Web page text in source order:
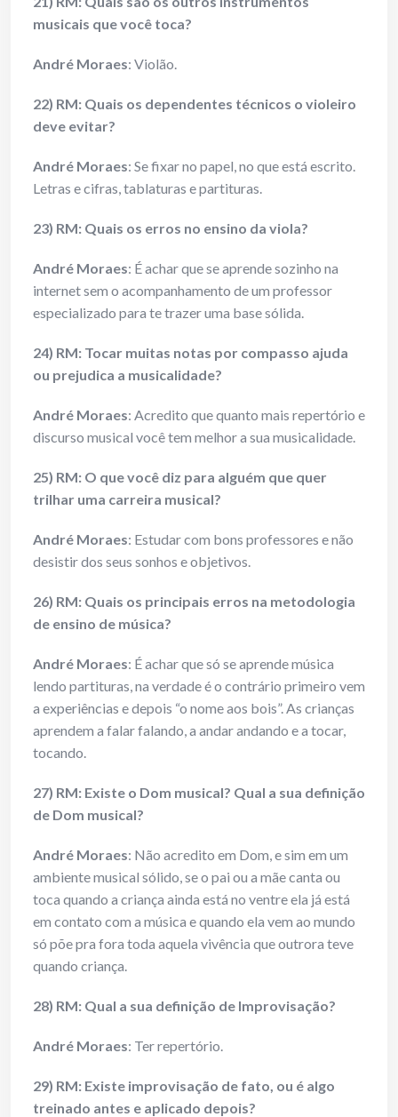
musicais que você toca?
André Moraes: Violão.
22) RM: Quais os dependentes técnicos o violeiro
deve evitar?
André Moraes: Se fixar no papel, no que está escrito.
Letras e cifras, tablaturas e partituras.
23) RM: Quais os erros no ensino da viola?
André Moraes: É achar que se aprende sozinho na
internet sem o acompanhamento de um professor
especializado para te trazer uma base sólida.
24) RM: Tocar muitas notas por compasso ajuda
ou prejudica a musicalidade?
André Moraes: Acredito que quanto mais repertório e
discurso musical você tem melhor a sua musicalidade.
25) RM: O que você diz para alguém que quer
trilhar uma carreira musical?
André Moraes: Estudar com bons professores e não
desistir dos seus sonhos e objetivos.
26) RM: Quais os principais erros na metodologia
de ensino de música?
André Moraes: É achar que só se aprende música
lendo partituras, na verdade é o contrário primeiro vem
a experiências e depois “o nome aos bois”. As crianças
aprendem a falar falando, a andar andando e a tocar,
tocando.
27) RM: Existe o Dom musical? Qual a sua definição
de Dom musical?
André Moraes: Não acredito em Dom, e sim em um
ambiente musical sólido, se o pai ou a mãe canta ou
toca quando a criança ainda está no ventre ela já está
em contato com a música e quando ela vem ao mundo
só põe pra fora toda aquela vivência que outrora teve
quando criança.
28) RM: Qual a sua definição de Improvisação?
André Moraes: Ter repertório.
29) RM: Existe improvisação de fato, ou é algo
treinado antes e aplicado depois?